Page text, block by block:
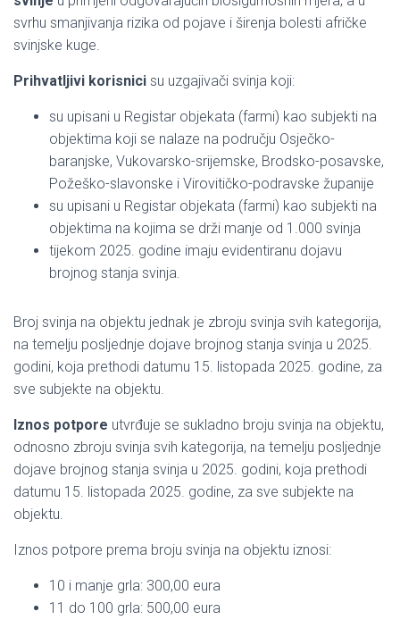
svrhu smanjivanja rizika od pojave i širenja bolesti afričke
svinjske kuge.
Prihvatljivi korisnici su uzgajivači svinja koji:
su upisani u Registar objekata (farmi) kao subjekti na
objektima koji se nalaze na području Osječko-
baranjske, Vukovarsko-srijemske, Brodsko-posavske,
Požeško-slavonske i Virovitičko-podravske županije
su upisani u Registar objekata (farmi) kao subjekti na
objektima na kojima se drži manje od 1.000 svinja
tijekom 2025. godine imaju evidentiranu dojavu
brojnog stanja svinja.
Broj svinja na objektu jednak je zbroju svinja svih kategorija,
na temelju posljednje dojave brojnog stanja svinja u 2025.
godini, koja prethodi datumu 15. listopada 2025. godine, za
sve subjekte na objektu.
Iznos potpore utvrđuje se sukladno broju svinja na objektu,
odnosno zbroju svinja svih kategorija, na temelju posljednje
dojave brojnog stanja svinja u 2025. godini, koja prethodi
datumu 15. listopada 2025. godine, za sve subjekte na
objektu.
Iznos potpore prema broju svinja na objektu iznosi:
10 i manje grla: 300,00 eura
11 do 100 grla: 500,00 eura